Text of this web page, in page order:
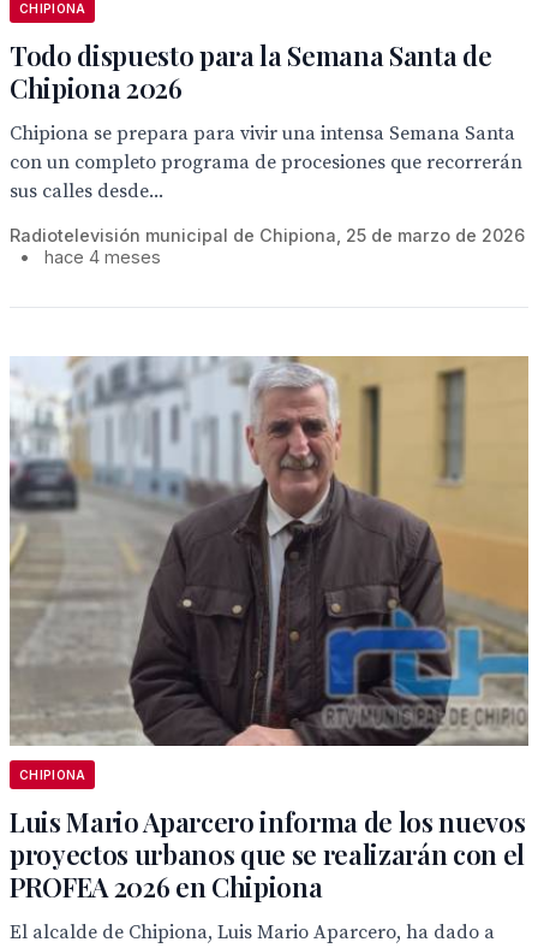
CHIPIONA
Todo dispuesto para la Semana Santa de
Chipiona 2026
Chipiona se prepara para vivir una intensa Semana Santa
con un completo programa de procesiones que recorrerán
sus calles desde...
Radiotelevisión municipal de Chipiona, 25 de marzo de 2026
•
hace 4 meses
CHIPIONA
Luis Mario Aparcero informa de los nuevos
proyectos urbanos que se realizarán con el
PROFEA 2026 en Chipiona
El alcalde de Chipiona, Luis Mario Aparcero, ha dado a